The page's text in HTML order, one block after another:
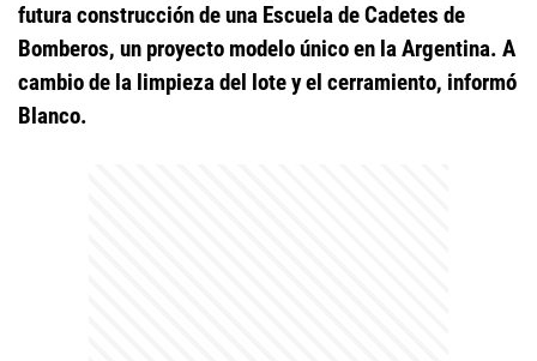
futura construcción de una Escuela de Cadetes de
Bomberos, un proyecto modelo único en la Argentina. A
cambio de la limpieza del lote y el cerramiento, informó
Blanco.